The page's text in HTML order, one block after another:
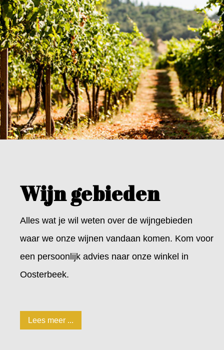
Wijn gebieden
Alles wat je wil weten over de wijngebieden
waar we onze wijnen vandaan komen. Kom voor
een persoonlijk advies naar onze winkel in
Oosterbeek.
Lees meer ...